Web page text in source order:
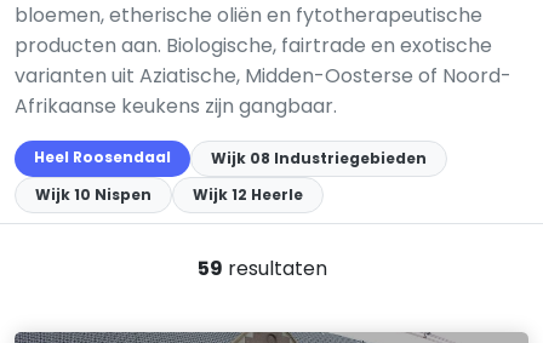
bloemen, etherische oliën en fytotherapeutische
producten aan. Biologische, fairtrade en exotische
varianten uit Aziatische, Midden-Oosterse of Noord-
Afrikaanse keukens zijn gangbaar.
Heel Roosendaal
Wijk 08 Industriegebieden
Wijk 10 Nispen
Wijk 12 Heerle
59 resultaten